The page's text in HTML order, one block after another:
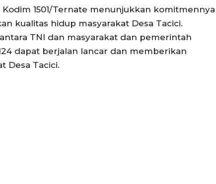
1501/Ternate menunjukkan komitmennya
kualitas hidup masyarakat Desa Tacici.
TNI dan masyarakat dan pemerintah
dapat berjalan lancar dan memberikan
Desa Tacici.